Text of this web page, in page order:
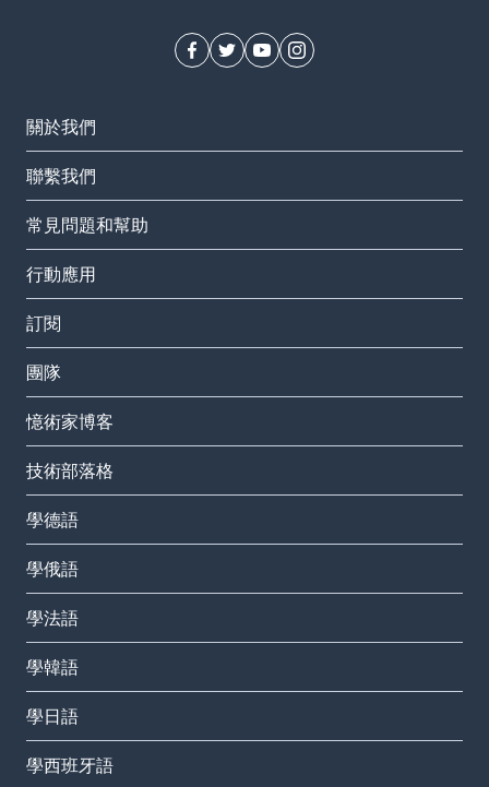
關於我們
聯繫我們
常見問題和幫助
行動應用
訂閱
團隊
憶術家博客
技術部落格
學德語
學俄語
學法語
學韓語
學日語
學西班牙語